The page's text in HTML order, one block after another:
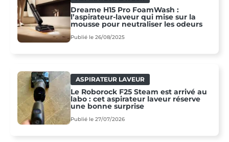
Dreame H15 Pro FoamWash :
l’aspirateur-laveur qui mise sur la
mousse pour neutraliser les odeurs
Publié le 26/08/2025
ASPIRATEUR LAVEUR
Le Roborock F25 Steam est arrivé au
labo : cet aspirateur laveur réserve
une bonne surprise
Publié le 27/07/2026